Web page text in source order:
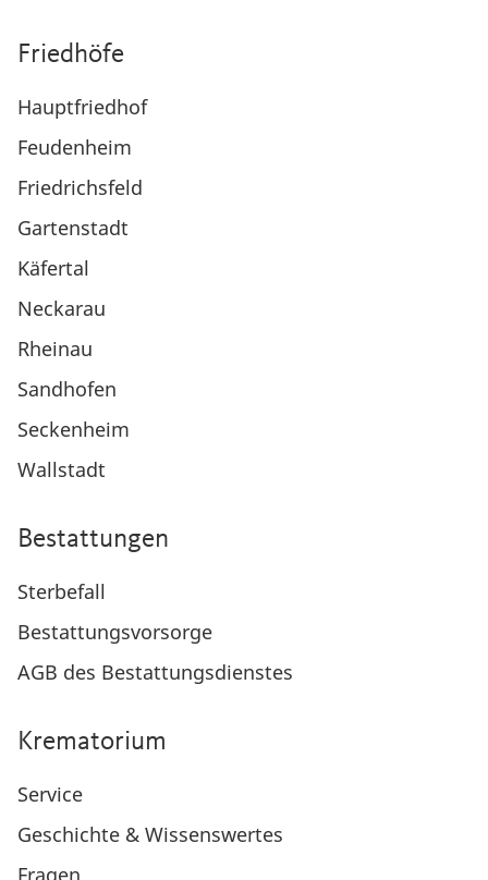
Friedhöfe
Hauptfriedhof
Feudenheim
Friedrichsfeld
Gartenstadt
Käfertal
Neckarau
Rheinau
Sandhofen
Seckenheim
Wallstadt
Bestattungen
Sterbefall
Bestattungsvorsorge
AGB des Bestattungsdienstes
Krematorium
Service
Geschichte & Wissenswertes